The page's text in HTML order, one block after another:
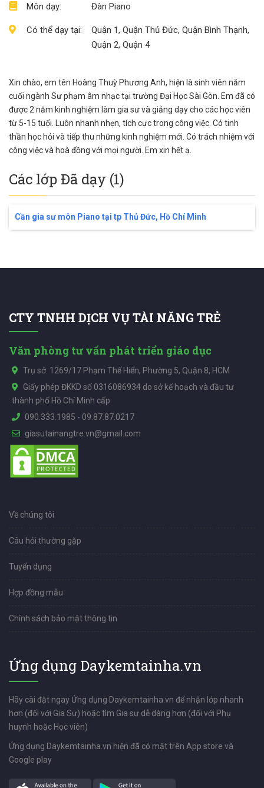
Môn dạy:
Có thể dạy tại:
Đàn Piano
Quận 1, Quận Thủ Đức, Quận Bình Thạnh,
Quận 2, Quận 4
Xin chào, em tên Hoàng Thuỳ Phương Anh, hiện là sinh viên năm
cuối ngành Sư phạm âm nhạc tại trường Đại Học Sài Gòn. Em đã có
được 2 năm kinh nghiệm làm gia sư và giảng dạy cho các học viên
từ 5-15 tuổi. Luôn nhanh nhẹn, tích cực trong công việc. Có tinh
thần học hỏi và tiếp thu những kinh nghiệm mới. Có trách nhiệm với
công việc và hoà đồng với mọi người. Em xin hết ạ.
Các lớp Đã dạy (1)
Cần gia sư môn Piano tại tp Thủ Đức, Hồ Chí Minh
CTY TNHH DỊCH VỤ TÀI NĂNG TRẺ
Văn phòng tư vấn phát triển giáo dục
Trụ sở: 1269/17 Phạm Thế Hiển, Phường 5, Quận 8, HCM
Giấy phép ĐKKD số 0316086934 do sở kế hoạch và đầu tư
thành phố Hồ Chí Minh cấp
090.333.1985 - 09.87.87.0217
giasutainangtre.vn@gmail.com
Về chúng tôi
Câu hỏi thường gặp
Tuyển dụng
Hợp đồng mẫu
Chính sách bảo mật thông tin
Ứng dụng Daykemtainha.vn
Hãy cài đặt ngay Ứng dụng Daykemtainha.vn để nhận lớp nhanh
hơn (đối với Gia Sư) hoặc tìm Gia sư dễ dàng hơn (đối với Phụ
huynh hoặc Học viên)
Ứng dụng Daykemtainha.vn hiện đã có mặt trên App store và
Google play